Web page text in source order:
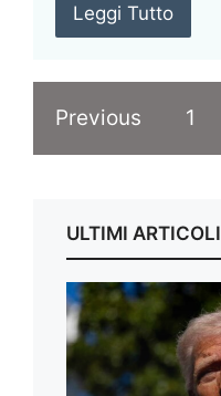
Leggi Tutto
Previous 1
ULTIMI ARTICOLI